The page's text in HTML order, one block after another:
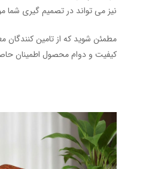
نیز می ‌تواند در تصمیم‌ گیری شما
مطمئن شوید که از تامین‌ کنندگان
کیفیت و دوام محصول اطمینان